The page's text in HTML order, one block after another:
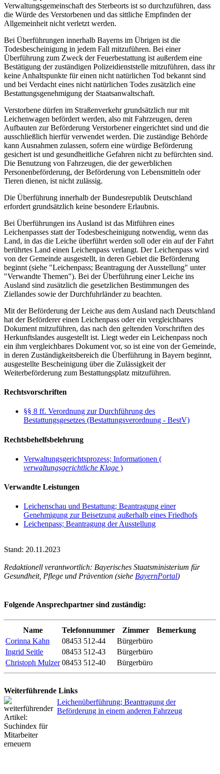
Verwaltungsgemeinschaft des Sterbeorts ist so durchzuführen, dass
die Würde des Verstorbenen und das sittliche Empfinden der
Allgemeinheit nicht verletzt werden.
Bei Überführungen innerhalb Bayerns im Übrigen ist die
Todesbescheinigung in jedem Fall mitzuführen. Bei einer
Überführung zum Zweck der Feuerbestattung ist außerdem eine
Bestätigung der zuständigen Polizeidienststelle mitzuführen, dass ihr
keine Anhaltspunkte für einen nicht natürlichen Tod bekannt sind
und bei Verdacht eines nicht natürlichen Todes zusätzlich eine
Bestattungsgenehmigung der Staatsanwaltschaft.
Verstorbene dürfen im Straßenverkehr grundsätzlich nur mit
Leichenwagen befördert werden, also mit Fahrzeugen, deren
Aufbauten zur Beförderung Verstorbener eingerichtet sind und die
ausschließlich hierfür verwendet werden. Die zuständige Behörde
kann Ausnahmen zulassen, sofern eine würdige Beförderung
gesichert ist und gesundheitliche Gefahren nicht zu befürchten sind.
Die Benutzung von Fahrzeugen, die der gewerblichen
Personenbeförderung, der Beförderung von Lebensmitteln oder
Tieren dienen, ist nicht zulässig.
Die Überführung innerhalb der Bundesrepublik Deutschland
erfordert grundsätzlich keine besondere Erlaubnis.
Bei Überführungen ins Ausland ist das Mitführen eines
Leichenpasses statt der Todesbescheinigung notwendig, wenn das
Land, in das die Leiche überführt werden soll oder ein auf der Fahrt
berührtes Land einen Leichenpass verlangt. Der Leichenpass wird
von der Gemeinde ausgestellt, in deren Gebiet die Beförderung
beginnt (siehe "Leichenpass; Beantragung der Ausstellung" unter
"Verwandte Themen"). Bei der Überführung einer Leiche ins
Ausland sind zusätzlich die gesetzlichen Bestimmungen des
Ziellandes sowie der Durchfuhrländer zu beachten.
Mit der Beförderung der Leiche aus dem Ausland nach Deutschland
hat der Beförderer einen Leichenpass oder ein vergleichbares
Dokument mitzuführen, das nach den geltenden Vorschriften des
Herkunftslandes ausgestellt ist. Liegt weder ein Leichenpass noch
ein ihm vergleichbares Dokument vor, so ist eine von der Gemeinde,
in deren Zuständigkeitsbereich die Überführung in Bayern beginnt,
ausgestellte Bescheinigung über die Zulässigkeit der
Weiterbeförderung zum Bestattungsplatz mitzuführen.
Rechtsvorschriften
§§ 8 ff. Verordnung zur Durchführung des
Bestattungsgesetzes (Bestattungsverordnung - BestV)
Rechtsbehelfsbelehrung
Verwaltungsgerichtsprozess; Informationen (
verwaltungsgerichtliche Klage )
Verwandte Leistungen
Leichenschau und Bestattung; Beantragung einer
Genehmigung zur Beisetzung außerhalb eines Friedhofs
Leichenpass; Beantragung der Ausstellung
Stand: 20.11.2023
Redaktionell verantwortlich: Bayerisches Staatsministerium für
Gesundheit, Pflege und Prävention (siehe BayernPortal)
Folgende Ansprechpartner sind zuständig:
Name Telefonnummer Zimmer
Bemerkung
Corinna Kahn
08453 512-44
Bürgerbüro
Ingrid Seitle
08453 512-43
Bürgerbüro
Christoph Mulzer 08453 512-40 Bürgerbüro
Weiterführende Links
Leichenüberführung; Beantragung der
Beförderung in einem anderen Fahrzeug